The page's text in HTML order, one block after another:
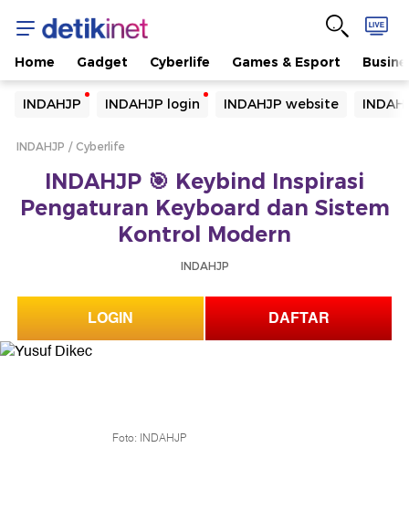
Home Gadget Cyberlife Games & Esport
INDAHJP INDAHJP login INDAHJP website
Yang sedang ramai dicari
Loading...
Loading...
INDAHJP Cyberlife
INDAHJP 🎯 Keybind Inspirasi
Pengaturan Keyboard dan Sistem
Kontrol Modern
INDAHJP
LOGIN DAFTAR
Foto: INDAHJP